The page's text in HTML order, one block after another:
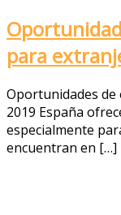
para
Oportunidades
2019 España
especialmente
encuentran en […]